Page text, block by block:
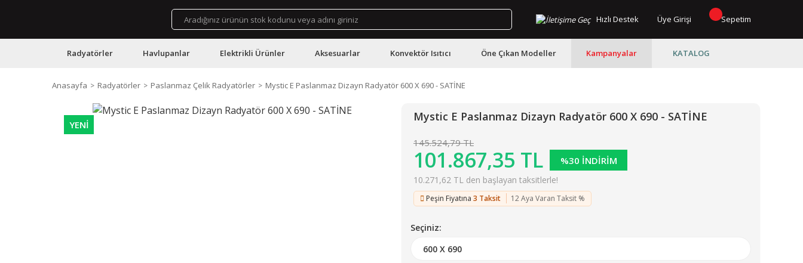
Hızlı Destek Üye Girişi Sepetim
Radyatörler Havlupanlar Elektrikli Ürünler Aksesuarlar Konvektör Isıtıcı Öne Çıkan Modeller Kampanyalar KATALOG
Anasayfa Radyatörler Paslanmaz Çelik Radyatörler Mystic E Paslanmaz Dizayn Radyatör 600 X 690 - SATİNE
YENİ
Mystic E Paslanmaz Dizayn Radyatör 600 X 690 - SATİNE
145.524,79 TL
101.867,35 TL %30 İNDİRİM
10.271,62 TL den başlayan taksitlerle!
Peşin Fiyatına 3 Taksit 12 Aya Varan Taksit %
Seçiniz: